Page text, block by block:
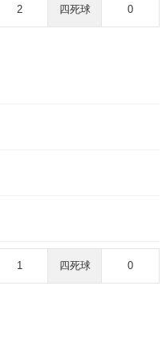
2 四死球 0
1 四死球 0